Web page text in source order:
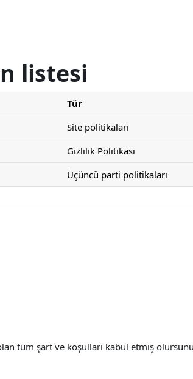
listesi
Tür
Site politikaları
Gizlilik Politikası
Üçüncü parti politikaları
tüm şart ve koşulları kabul etmiş